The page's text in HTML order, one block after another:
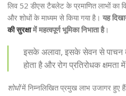
लिव 52 डीएस टैबलेट के प्रमाणित लाभों का
और शोधों के माध्यम से किया गया है। यह
की सुरक्षामें महत्वपूर्ण भूमिका निभाता है।
इसके अलावा, इसके सेवन से पाचन
होता है और रोग प्रतिरोधक क्षमता में
शोधोंमें निम्नलिखित प्रमुख लाभ उजागर हुए हैं: